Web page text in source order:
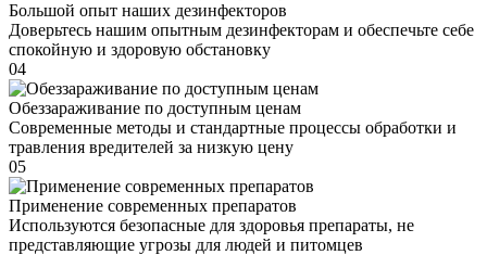
Большой опыт наших дезинфекторов
Доверьтесь нашим опытным дезинфекторам и обеспечьте себе
спокойную и здоровую обстановку
04
Обеззараживание по доступным ценам
Современные методы и стандартные процессы обработки и
травления вредителей за низкую цену
05
Применение современных препаратов
Используются безопасные для здоровья препараты, не
представляющие угрозы для людей и питомцев